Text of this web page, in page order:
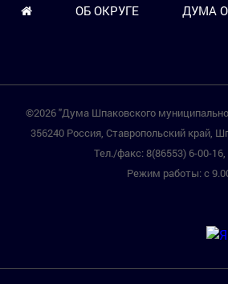
ОБ ОКРУГЕ ДУМА
©2026 "Дума Шпаковского
356240 Россия, Ставропольский край,
Тел./факс: 8(86553) 6-00-
Режим работы: с